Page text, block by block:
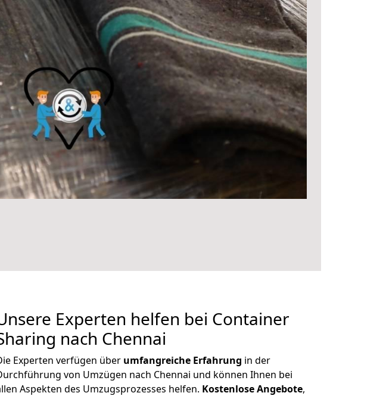
Experten helfen bei Container
nach Chennai
Experten verfügen über umfangreiche Erfahrung in der
von Umzügen nach Chennai und können Ihnen bei
Aspekten des Umzugsprozesses helfen. Kostenlose Angebote,